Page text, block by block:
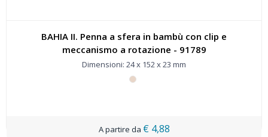
BAHIA II. Penna a sfera in bambù con clip e
meccanismo a rotazione - 91789
Dimensioni: 24 x 152 x 23 mm
€ 4,88